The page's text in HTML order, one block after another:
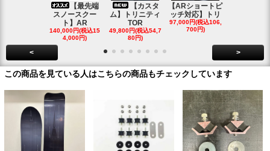
【最先端
スノースクー
ト】AR
140,000円(税込15
4,000円)
【カスタ
ム】トリニティ
TOR
49,800円(税込54,7
80円)
【ARショートピ
ッチ対応】トリ
97,000円(税込106,
700円)
< >
この商品を見ている人はこちらの商品もチェックしています